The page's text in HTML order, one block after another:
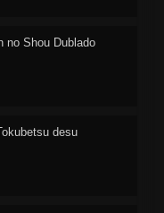
no Shou Dublado
desu